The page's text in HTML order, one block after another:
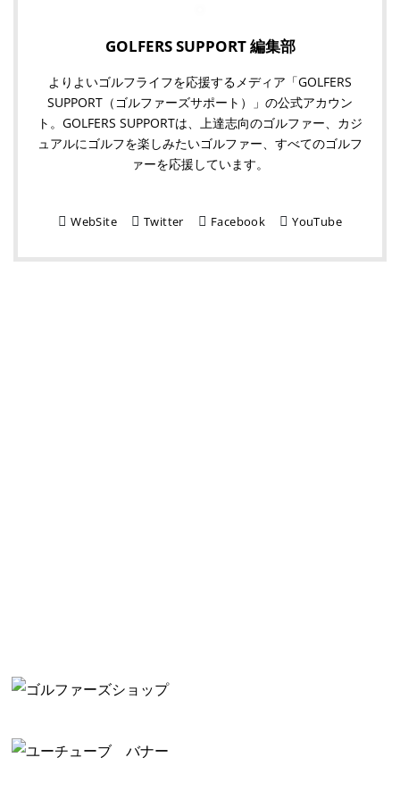
GOLFERS SUPPORT 編集部
よりよいゴルフライフを応援するメディア「GOLFERS
SUPPORT（ゴルファーズサポート）」の公式アカウン
ト。GOLFERS SUPPORTは、上達志向のゴルファー、カジ
ュアルにゴルフを楽しみたいゴルファー、すべてのゴルフ
ァーを応援しています。
WebSite Twitter Facebook YouTube